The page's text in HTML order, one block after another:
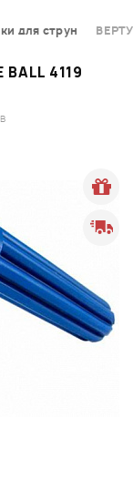
для струн
4119